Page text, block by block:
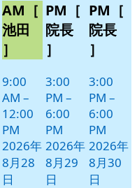
AM［
池田
］
9:00
AM –
12:00
PM
2026年
8月28
日
PM［
院長
］
3:00
PM –
6:00
PM
2026年
8月29
日
PM［
院長
］
3:00
PM –
6:00
PM
2026年
8月30
日